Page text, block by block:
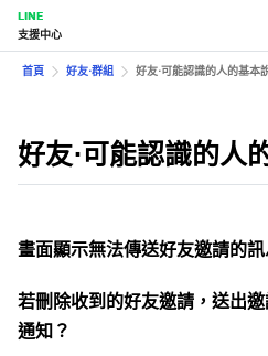
LINE
支援中心
首頁 好友⋅群組 好友⋅可能認識的人的基本
好友⋅可能認識的人
畫面顯示無法傳送好友邀請的
若刪除收到的好友邀請，送出
通知？